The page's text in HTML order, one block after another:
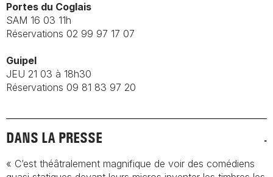
Portes du Coglais
SAM 16 03 11h
Réservations 02 99 97 17 07
Guipel
JEU 21 03 à 18h30
Réservations 09 81 83 97 20
DANS LA PRESSE
« C’est théâtralement magnifique de voir des comédiens